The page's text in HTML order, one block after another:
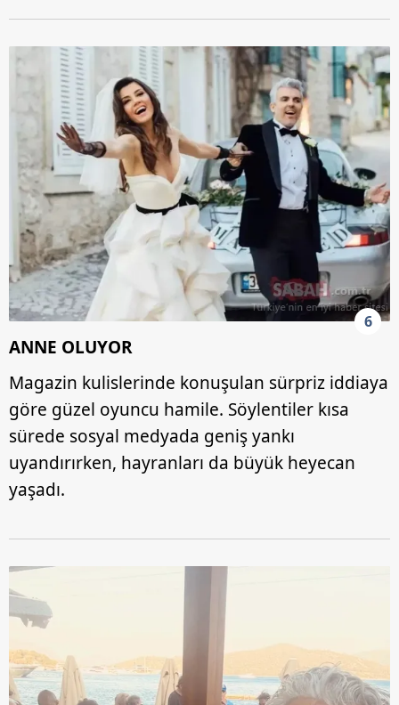
6
ANNE OLUYOR
Magazin kulislerinde konuşulan sürpriz iddiaya
göre güzel oyuncu hamile. Söylentiler kısa
sürede sosyal medyada geniş yankı
uyandırırken, hayranları da büyük heyecan
yaşadı.